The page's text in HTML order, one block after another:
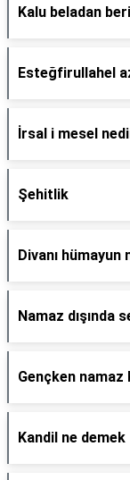
Kalu beladan
Esteğfirullahel
İrsal i mesel
Şehitlik
Divanı hümayun
Namaz dışında
Gençken namaz
Kandil ne demek